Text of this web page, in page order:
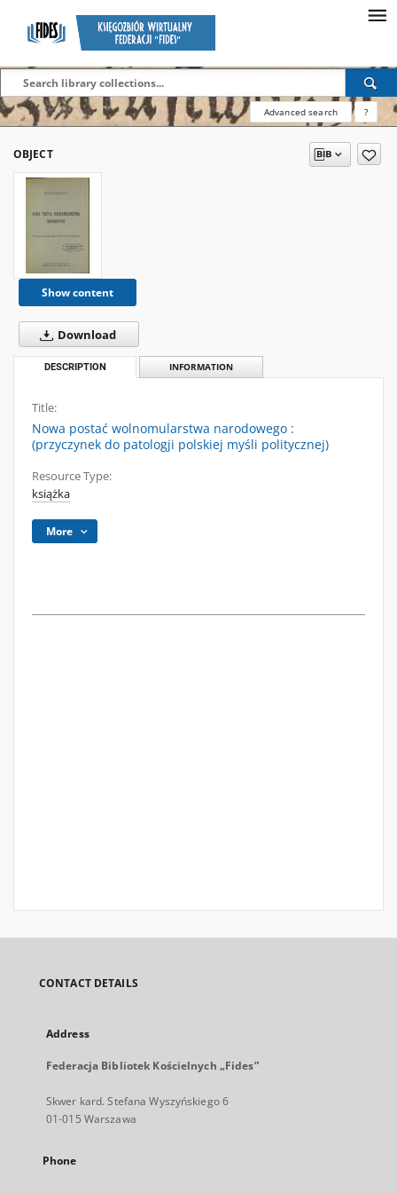
Advanced search ?
OBJECT
Show content
Download
DESCRIPTION INFORMATION
Title:
Nowa postać wolnomularstwa narodowego :
(przyczynek do patologji polskiej myśli politycznej)
Resource Type:
książka
More
CONTACT DETAILS
Address
Federacja Bibliotek Kościelnych „Fides”
Skwer kard. Stefana Wyszyńskiego 6
01-015 Warszawa
Phone